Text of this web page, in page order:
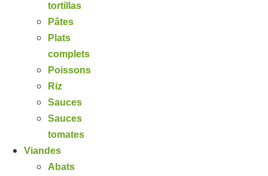
tortillas
Pâtes
Plats
complets
Poissons
Riz
Sauces
Sauces
tomates
Viandes
Abats